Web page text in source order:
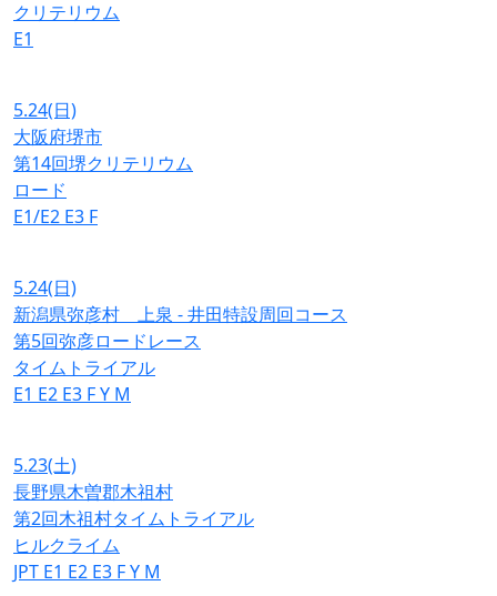
クリテリウム
E1
5.24(日)
大阪府堺市
第14回堺クリテリウム
ロード
E1/E2 E3 F
5.24(日)
新潟県弥彦村 上泉 - 井田特設周回コース
第5回弥彦ロードレース
タイムトライアル
E1 E2 E3 FY M
5.23(土)
長野県木曽郡木祖村
第2回木祖村タイムトライアル
ヒルクライム
JPT E1 E2 E3 FY M